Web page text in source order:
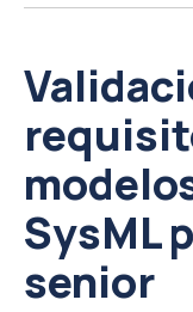
SysML
senior